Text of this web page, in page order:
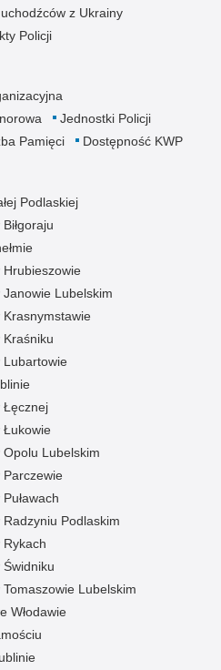
z Ukrainy
Policji
Jednostki Policji
Pamięci Dostępność KWP
Podlaskiej
Hrubieszowie
Lubelskim
Kraśniku
Lubartowie
Łęcznej
Łukowie
Lubelskim
Parczewie
Podlaskim
Rykach
Lubelskim
Włodawie